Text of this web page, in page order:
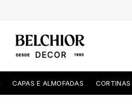
CAPAS E ALMOFADAS CORTINAS